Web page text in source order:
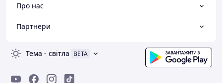
Про нас
Партнери
Тема - світла BETA